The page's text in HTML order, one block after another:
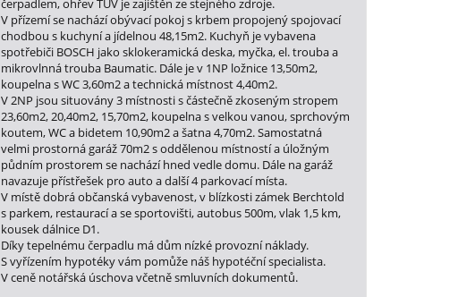
čerpadlem, ohřev TUV je zajištěn ze stejného zdroje.
V přízemí se nachází obývací pokoj s krbem propojený spojovací
chodbou s kuchyní a jídelnou 48,15m2. Kuchyň je vybavena
spotřebiči BOSCH jako sklokeramická deska, myčka, el. trouba a
mikrovlnná trouba Baumatic. Dále je v 1NP ložnice 13,50m2,
koupelna s WC 3,60m2 a technická místnost 4,40m2.
V 2NP jsou situovány 3 místnosti s částečně zkoseným stropem
23,60m2, 20,40m2, 15,70m2, koupelna s velkou vanou, sprchovým
koutem, WC a bidetem 10,90m2 a šatna 4,70m2. Samostatná
velmi prostorná garáž 70m2 s oddělenou místností a úložným
půdním prostorem se nachází hned vedle domu. Dále na garáž
navazuje přístřešek pro auto a další 4 parkovací místa.
V místě dobrá občanská vybavenost, v blízkosti zámek Berchtold
s parkem, restaurací a se sportovišti, autobus 500m, vlak 1,5 km,
kousek dálnice D1.
Díky tepelnému čerpadlu má dům nízké provozní náklady.
S vyřízením hypotéky vám pomůže náš hypotéční specialista.
V ceně notářská úschova včetně smluvních dokumentů.